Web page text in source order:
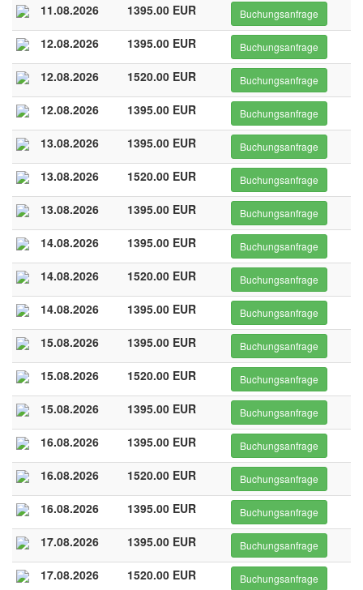
11.08.2026 1395.00 EUR Buchungsanfrage
12.08.2026 1395.00 EUR Buchungsanfrage
12.08.2026 1520.00 EUR Buchungsanfrage
12.08.2026 1395.00 EUR Buchungsanfrage
13.08.2026 1395.00 EUR Buchungsanfrage
13.08.2026 1520.00 EUR Buchungsanfrage
13.08.2026 1395.00 EUR Buchungsanfrage
14.08.2026 1395.00 EUR Buchungsanfrage
14.08.2026 1520.00 EUR Buchungsanfrage
14.08.2026 1395.00 EUR Buchungsanfrage
15.08.2026 1395.00 EUR Buchungsanfrage
15.08.2026 1520.00 EUR Buchungsanfrage
15.08.2026 1395.00 EUR Buchungsanfrage
16.08.2026 1395.00 EUR Buchungsanfrage
16.08.2026 1520.00 EUR Buchungsanfrage
16.08.2026 1395.00 EUR Buchungsanfrage
17.08.2026 1395.00 EUR Buchungsanfrage
17.08.2026 1520.00 EUR Buchungsanfrage